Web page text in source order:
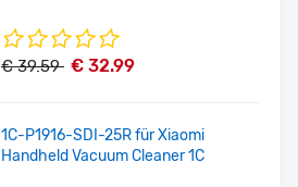
€ 39.59 € 32.99
1C-P1916-SDI-25R für Xiaomi
Handheld Vacuum Cleaner 1C